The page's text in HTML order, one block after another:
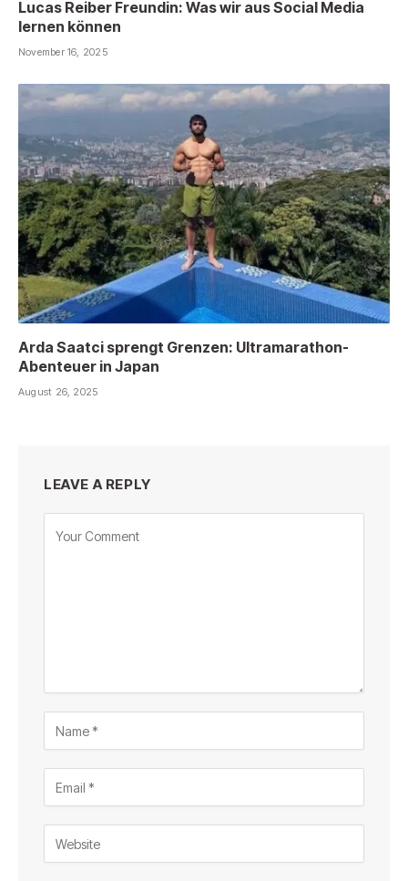
Lucas Reiber Freundin: Was wir aus Social Media
lernen können
November 16, 2025
Arda Saatci sprengt Grenzen: Ultramarathon-
Abenteuer in Japan
August 26, 2025
LEAVE A REPLY